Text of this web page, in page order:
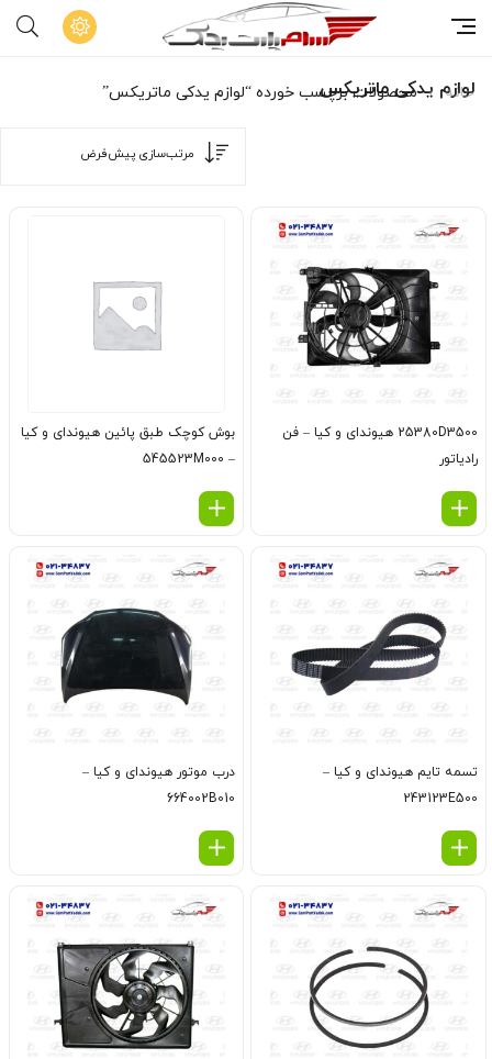
لوازم یدکی ماتریکس
خانه محصولات برچسب خورده “لوازم یدکی ماتریکس”
25380D3500 هیوندای و کیا – فن
رادیاتور
بوش کوچک طبق پائین هیوندای و کیا
– 545523M000
تسمه تايم هیوندای و کیا –
243123E500
درب موتور هیوندای و کیا –
664002B010